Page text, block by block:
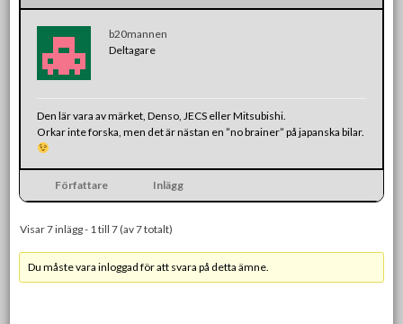
b20mannen
Deltagare
Den lär vara av märket, Denso, JECS eller Mitsubishi.
Orkar inte forska, men det är nästan en ”no brainer” på japanska bilar.
Författare Inlägg
Visar 7 inlägg - 1 till 7 (av 7 totalt)
Du måste vara inloggad för att svara på detta ämne.